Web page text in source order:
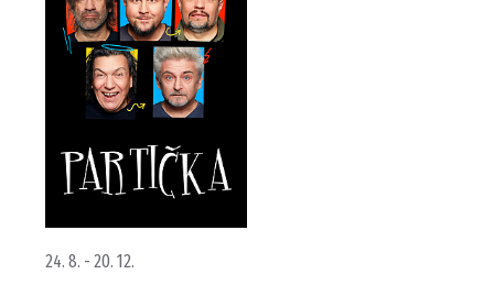
24. 8. - 20. 12.